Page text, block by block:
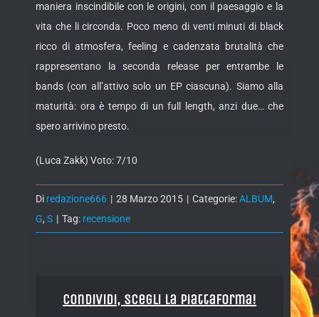
maniera inscindibile con le origini, con il paesaggio e la
vita che li circonda. Poco meno di venti minuti di black
ricco di atmosfera, feeling e cadenzata brutalità che
rappresentano la seconda release per entrambe le
bands (con all’attivo solo un EP ciascuna). Siamo alla
maturità: ora è tempo di un full length, anzi due… che
spero arrivino presto.
(Luca Zakk) Voto: 7/10
Di redazione666 | 28 Marzo 2015 | Categorie:ALBUM,
G, S | Tag: recensione
Condividi, Scegli la piattaforma!